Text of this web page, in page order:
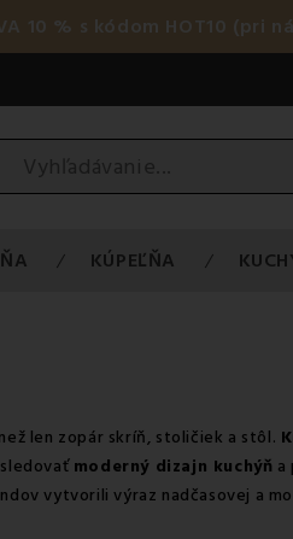
10 % s kódom HOT10 (pri
KÚPEĽŇA
len zopár skríň, stoličiek a stôl.
moderný dizajn kuchýň a
vytvorili výraz nadčasovej a